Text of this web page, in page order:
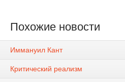
Похожие новости
Иммануил Кант
Критический реализм